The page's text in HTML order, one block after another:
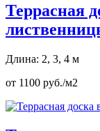
Террасная
Длина: 2, 3, 4 м
от 1100 руб./м2